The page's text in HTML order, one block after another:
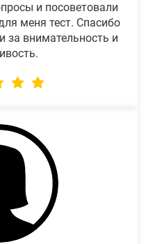
и посоветовали
меня тест. Спасибо
за внимательность и